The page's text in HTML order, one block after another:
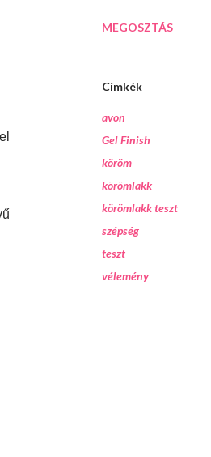
MEGOSZTÁS
Címkék
avon
Gel Finish
köröm
körömlakk
körömlakk teszt
szépség
teszt
vélemény